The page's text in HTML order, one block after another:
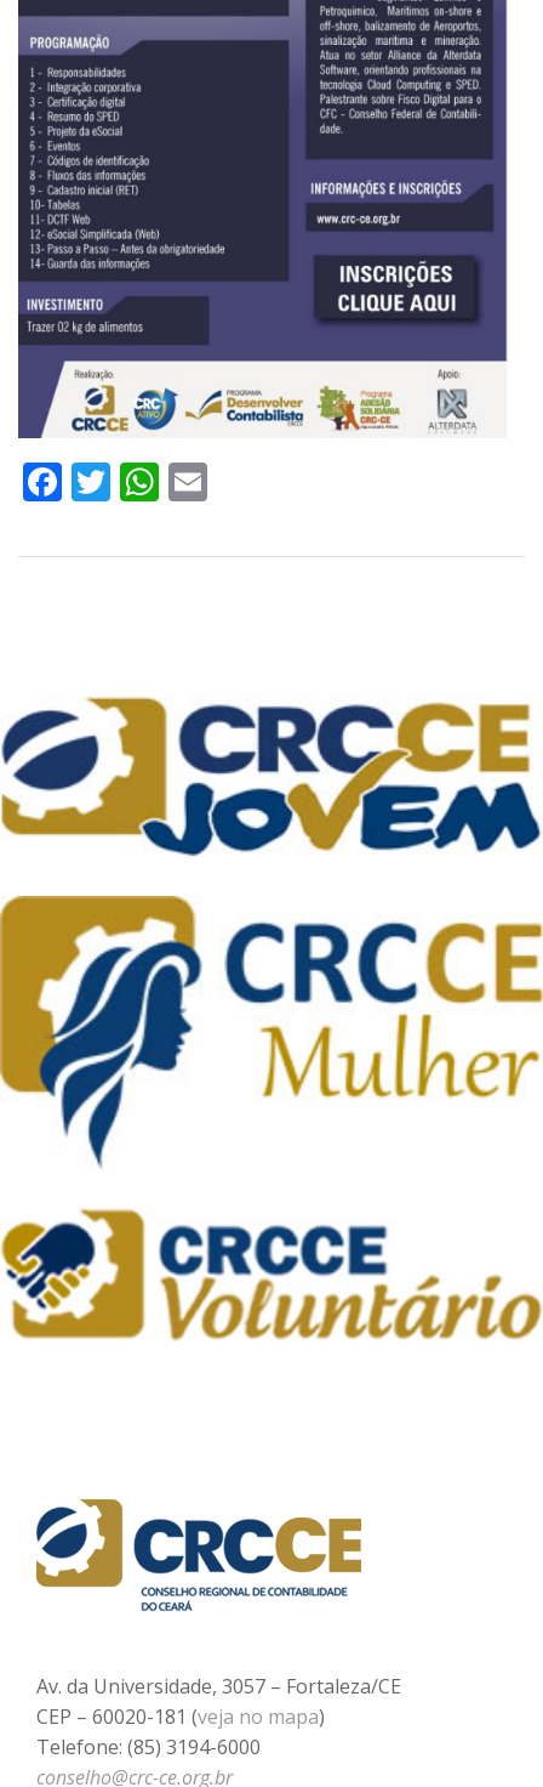
Facebook
TwitterWhatsApp
Av. da Universidade, 3057 – Fortaleza/CE
CEP – 60020-181 (veja no mapa)
Telefone: (85) 3194-6000
conselho@crc-ce.org.br